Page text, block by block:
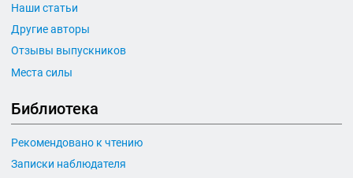
Наши статьи
Другие авторы
Отзывы выпускников
Места силы
Библиотека
Рекомендовано к чтению
Записки наблюдателя